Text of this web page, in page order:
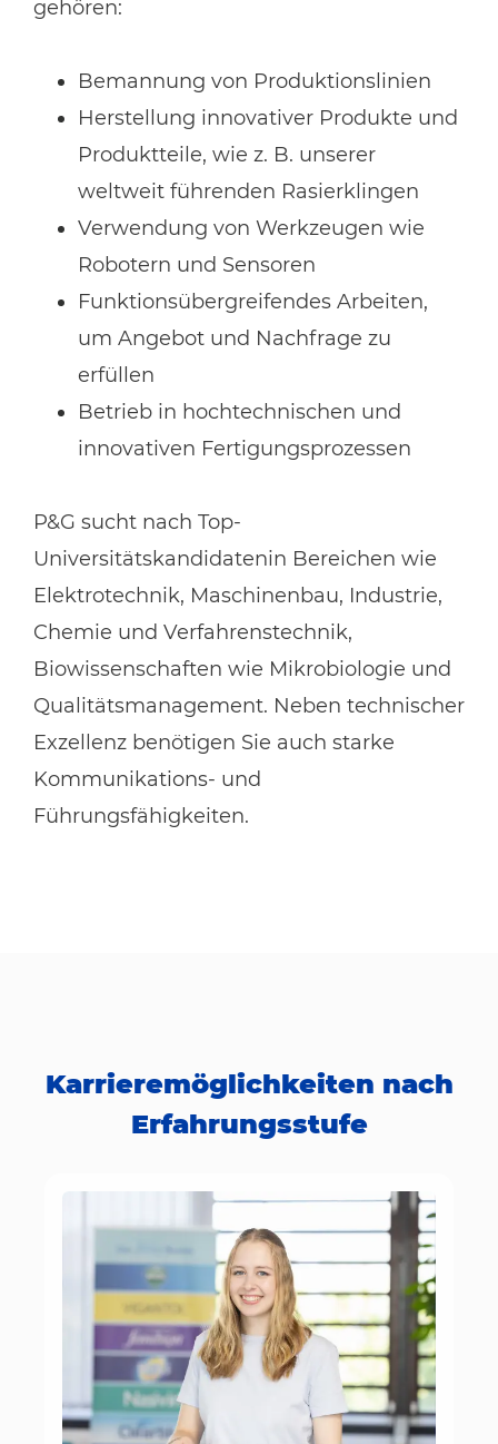
gehören:
Bemannung von Produktionslinien
Herstellung innovativer Produkte und
Produktteile, wie z. B. unserer
weltweit führenden Rasierklingen
Verwendung von Werkzeugen wie
Robotern und Sensoren
Funktionsübergreifendes Arbeiten,
um Angebot und Nachfrage zu
erfüllen
Betrieb in hochtechnischen und
innovativen Fertigungsprozessen
P&G sucht nach Top-
Universitätskandidatenin Bereichen wie
Elektrotechnik, Maschinenbau, Industrie,
Chemie und Verfahrenstechnik,
Biowissenschaften wie Mikrobiologie und
Qualitätsmanagement. Neben technischer
Exzellenz benötigen Sie auch starke
Kommunikations- und
Führungsfähigkeiten.
Karrieremöglichkeiten nach
Erfahrungsstufe